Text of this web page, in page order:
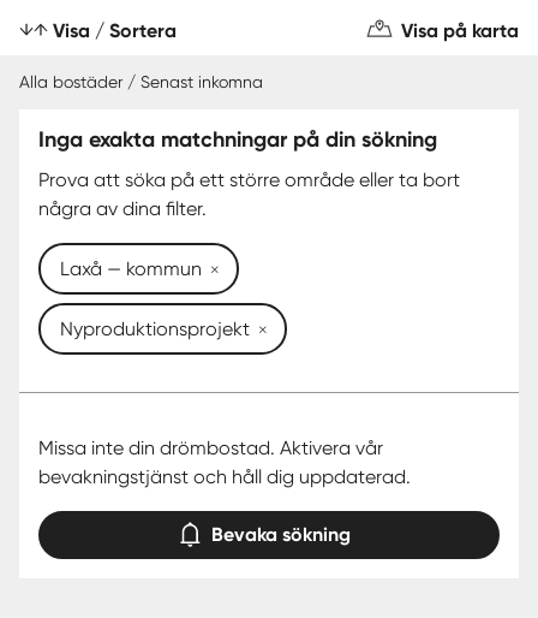
Visa / Sortera Visa på karta
Alla bostäder / Senast inkomna
Inga exakta matchningar på din sökning
Prova att söka på ett större område eller ta bort
några av dina filter.
Laxå — kommun
Nyproduktionsprojekt
Missa inte din drömbostad. Aktivera vår
bevakningstjänst och håll dig uppdaterad.
Bevaka sökning